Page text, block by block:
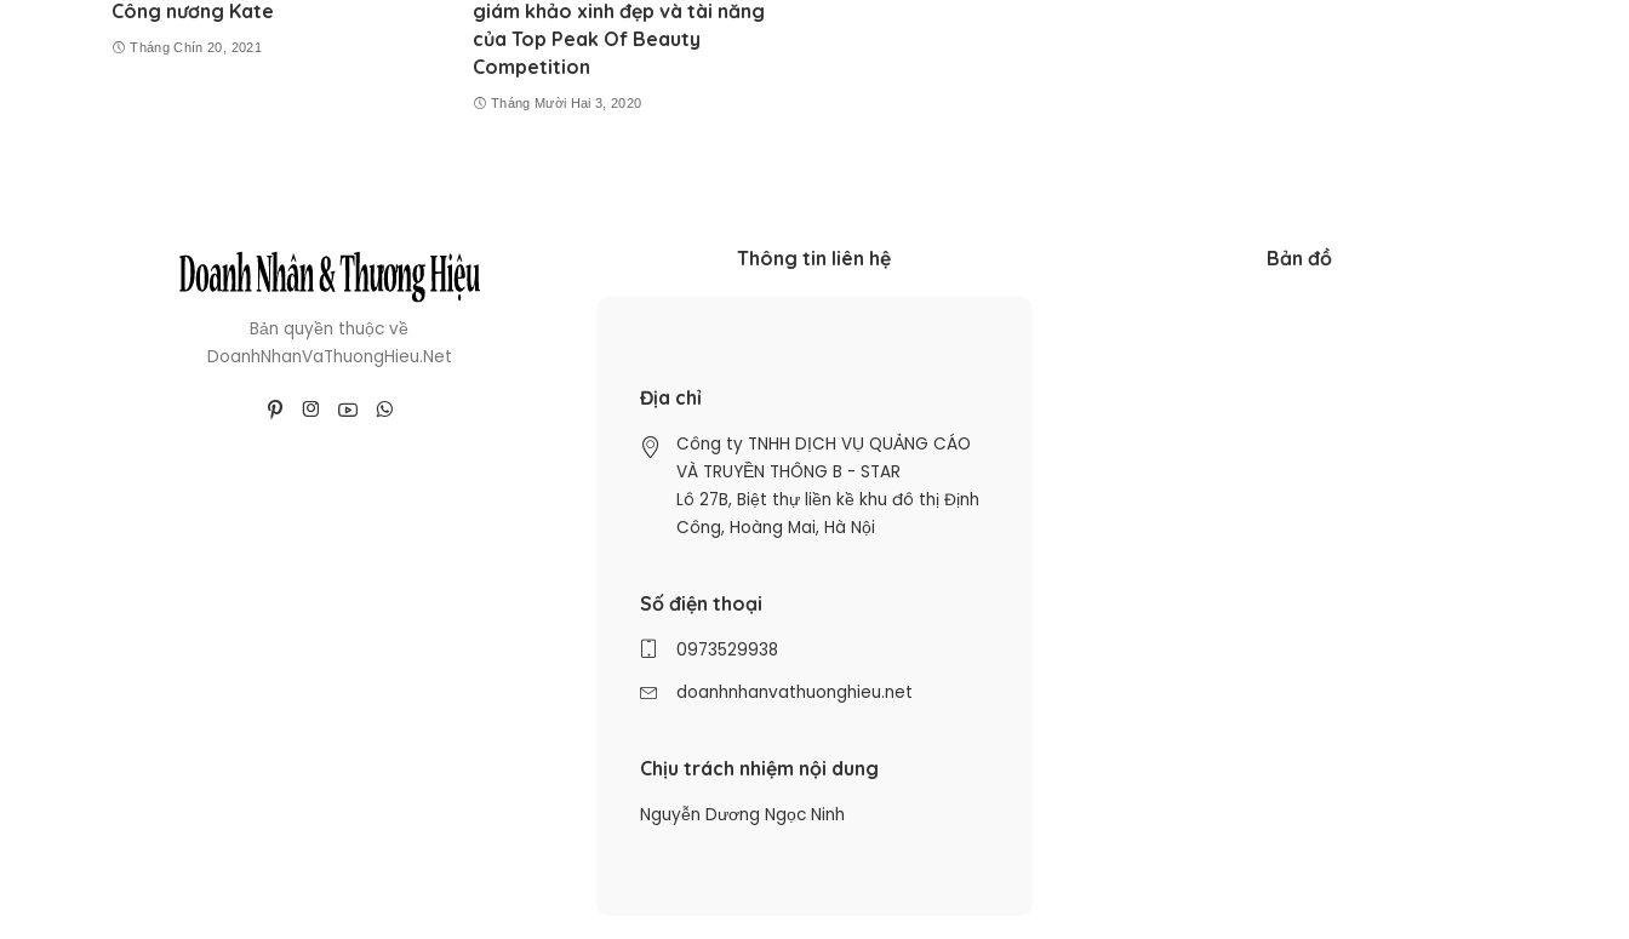
Công nương Kate
Tháng Chín 20, 2021
giám khảo xinh đẹp và tài năng
của Top Peak Of Beauty
Competition
Tháng Mười Hai 3, 2020
Bản quyền thuộc về
DoanhNhanVaThuongHieu.Net
Thông tin liên hệ
Địa chỉ
Công ty TNHH DỊCH VỤ QUẢNG CÁO
VÀ TRUYỀN THÔNG B - STAR
Lô 27B, Biệt thự liền kề khu đô thị Định
Công, Hoàng Mai, Hà Nội
Số điện thoại
0973529938
doanhnhanvathuonghieu.net
Chịu trách nhiệm nội dung
Nguyễn Dương Ngọc Ninh
Bản đồ